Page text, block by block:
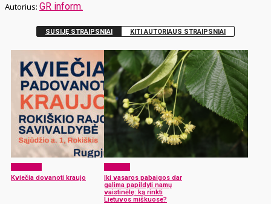
GR inform.
SUSIJĘ STRAIPSNIAI KITI AUTORIAUS STRAIPSNIAI
Kviečia dovanoti kraujo
Iki vasaros pabaigos dar
galima papildyti namų
vaistinėlę: ką rinkti
Lietuvos miškuose?